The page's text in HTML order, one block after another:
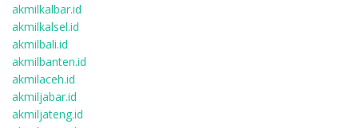
akmilkalbar.id
akmilkalsel.id
akmilbali.id
akmilbanten.id
akmilaceh.id
akmiljabar.id
akmiljateng.id